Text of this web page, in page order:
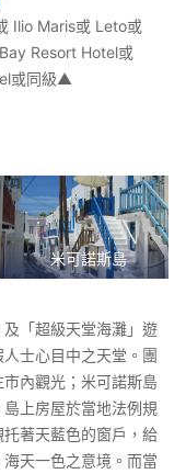
Ilio Maris或 Leto或
Resort Hotel或
或同級▲
米可諾斯島
「超級天堂海灘」遊
士心目中之天堂。團
內觀光；米可諾斯島
上房屋於當地法例規
著天藍色的窗戶，給
天一色之意境。而當